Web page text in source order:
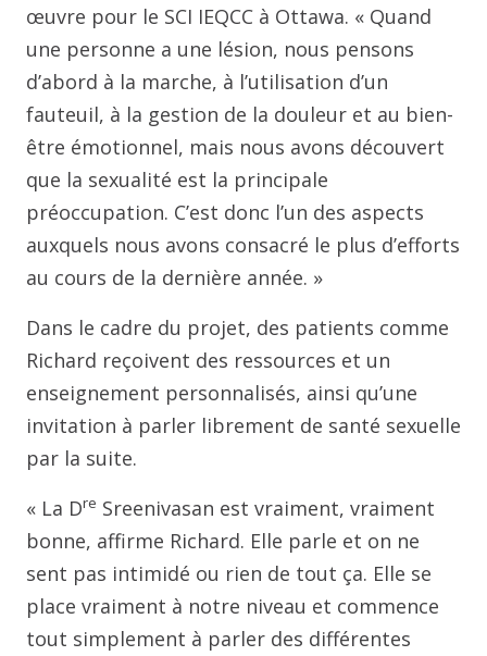
œuvre pour le SCI IEQCC à Ottawa. « Quand
une personne a une lésion, nous pensons
d’abord à la marche, à l’utilisation d’un
fauteuil, à la gestion de la douleur et au bien-
être émotionnel, mais nous avons découvert
que la sexualité est la principale
préoccupation. C’est donc l’un des aspects
auxquels nous avons consacré le plus d’efforts
au cours de la dernière année. »
Dans le cadre du projet, des patients comme
Richard reçoivent des ressources et un
enseignement personnalisés, ainsi qu’une
invitation à parler librement de santé sexuelle
par la suite.
« La Dre Sreenivasan est vraiment, vraiment
bonne, affirme Richard. Elle parle et on ne
sent pas intimidé ou rien de tout ça. Elle se
place vraiment à notre niveau et commence
tout simplement à parler des différentes